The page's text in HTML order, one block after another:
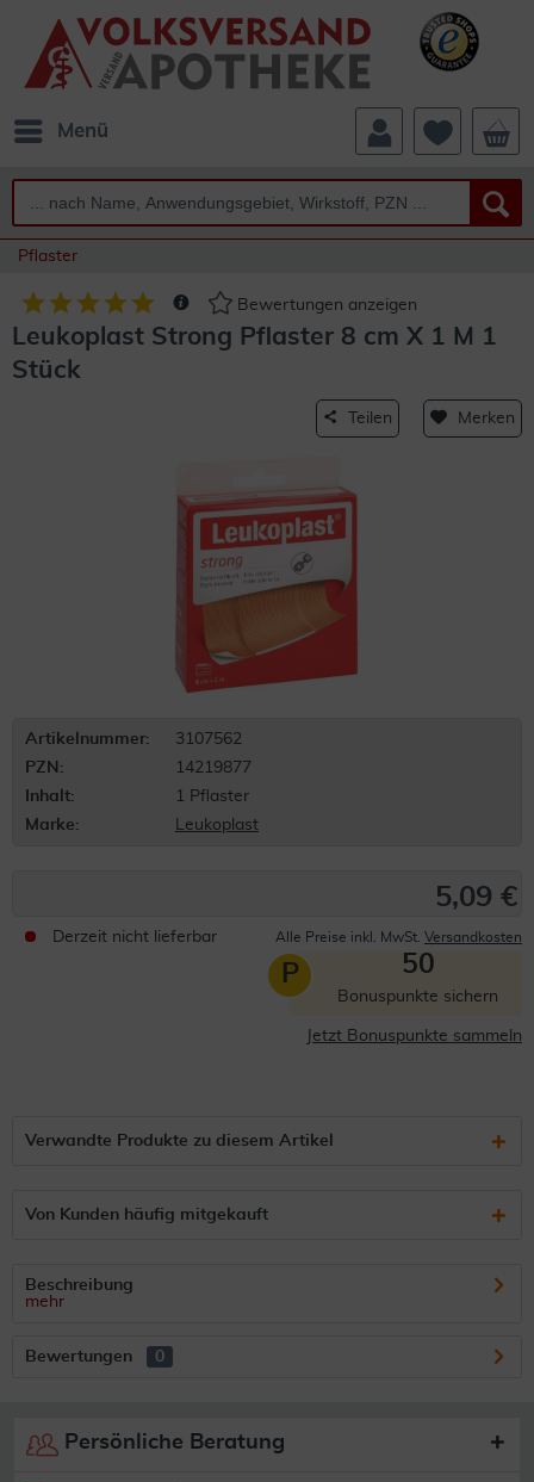
Menü
Pflaster
Bewertungen anzeigen
Leukoplast Strong Pflaster 8 cm X 1 M 1
Stück
Teilen Merken
Artikelnummer:
3107562
PZN:
14219877
Inhalt:
1 Pflaster
Marke:
Leukoplast
5,09 €
Derzeit nicht lieferbar Alle Preise inkl. MwSt. Versandkosten
P 50
Bonuspunkte sichern
Jetzt Bonuspunkte sammeln
Verwandte Produkte zu diesem Artikel
Von Kunden häufig mitgekauft
Beschreibung
mehr
Bewertungen 0
Persönliche Beratung